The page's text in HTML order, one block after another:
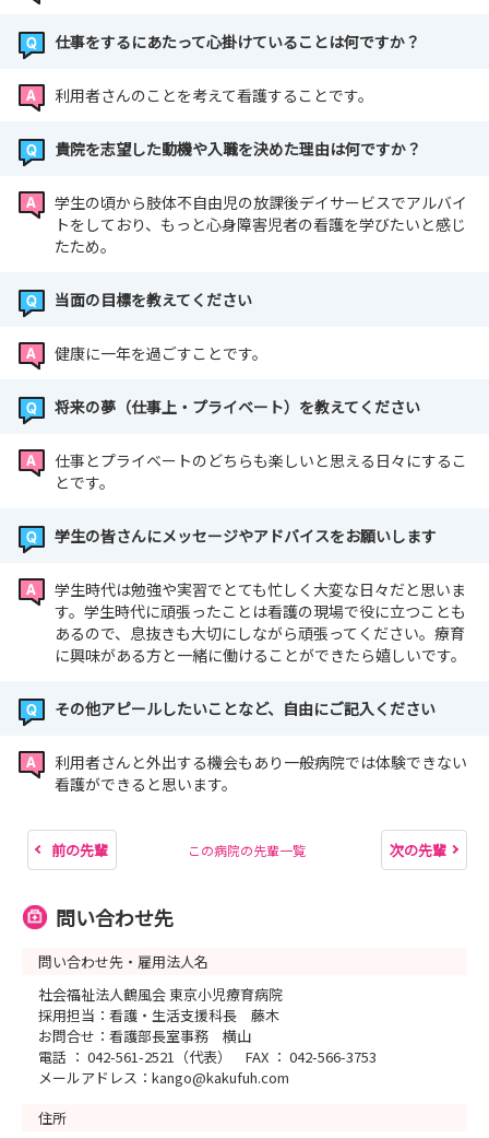
是非フォローして、日々のワンシーンを垣間見てください
仕事をするにあたって心掛けていることは何ですか？
利用者さんのことを考えて看護することです。
貴院を志望した動機や入職を決めた理由は何ですか？
学生の頃から肢体不自由児の放課後デイサービスでアルバイ
トをしており、もっと心身障害児者の看護を学びたいと感じ
たため。
当面の目標を教えてください
健康に一年を過ごすことです。
将来の夢（仕事上・プライベート）を教えてください
仕事とプライベートのどちらも楽しいと思える日々にするこ
とです。
学生の皆さんにメッセージやアドバイスをお願いします
学生時代は勉強や実習でとても忙しく大変な日々だと思いま
す。学生時代に頑張ったことは看護の現場で役に立つことも
あるので、息抜きも大切にしながら頑張ってください。療育
に興味がある方と一緒に働けることができたら嬉しいです。
その他アピールしたいことなど、自由にご記入ください
利用者さんと外出する機会もあり一般病院では体験できない
看護ができると思います。
前の先輩 この病院の先輩一覧 次の先輩
問い合わせ先
問い合わせ先・雇用法人名
社会福祉法人鶴風会 東京小児療育病院
採用担当：看護・生活支援科長 藤木
お問合せ：看護部長室事務 横山
電話 ： 042-561-2521（代表） FAX ： 042-566-3753
メールアドレス：kango@kakufuh.com
住所